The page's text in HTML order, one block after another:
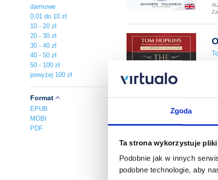
Zgoda
Ta strona wykorzystuje
Podobnie jak w innych
podobne technologie, aby
darmowe
0,01 do 10 zł
10 - 20 zł
20 - 30 zł
30 - 40 zł
40 - 50 zł
50 - 100 zł
powyżej 100 zł
Format
EPUB
MOBI
PDF